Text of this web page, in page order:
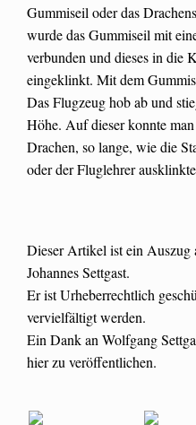
Gummiseil oder das
wurde das Gummiseil mit
verbunden und dieses in die
eingeklinkt. Mit dem
Das Flugzeug hob ab und
Höhe. Auf dieser konnte
Drachen, so lange, wie die
oder der Fluglehrer
Dieser Artikel ist ein Auszug
Johannes Settgast.
Er ist Urheberrechtlich
vervielfältigt werden.
Ein Dank an Wolfgang
hier zu veröffentlichen.